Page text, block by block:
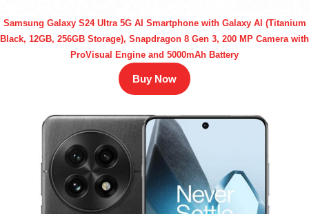
Samsung Galaxy S24 Ultra 5G AI Smartphone with Galaxy AI (Titanium
Black, 12GB, 256GB Storage), Snapdragon 8 Gen 3, 200 MP Camera with
ProVisual Engine and 5000mAh Battery
Buy Now